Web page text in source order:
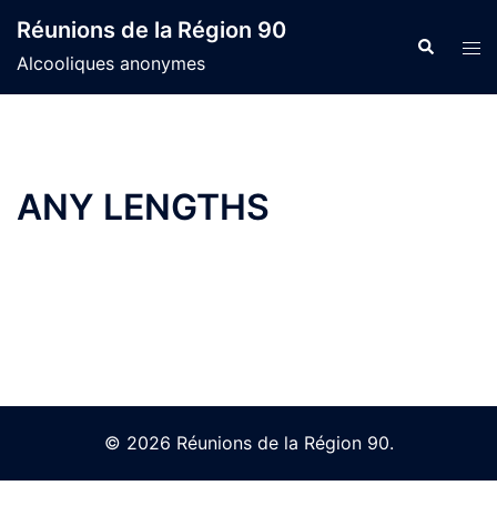
content
Réunions de la Région 90
Alcooliques anonymes
Search
ANY LENGTHS
© 2026 Réunions de la Région 90.